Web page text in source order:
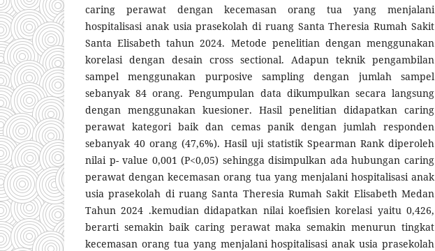
caring perawat dengan kecemasan orang tua yang menjalani
hospitalisasi anak usia prasekolah di ruang Santa Theresia Rumah Sakit
Santa Elisabeth tahun 2024. Metode penelitian dengan menggunakan
korelasi dengan desain cross sectional. Adapun teknik pengambilan
sampel menggunakan purposive sampling dengan jumlah sampel
sebanyak 84 orang. Pengumpulan data dikumpulkan secara langsung
dengan menggunakan kuesioner. Hasil penelitian didapatkan caring
perawat kategori baik dan cemas panik dengan jumlah responden
sebanyak 40 orang (47,6%). Hasil uji statistik Spearman Rank diperoleh
nilai p- value 0,001 (P<0,05) sehingga disimpulkan ada hubungan caring
perawat dengan kecemasan orang tua yang menjalani hospitalisasi anak
usia prasekolah di ruang Santa Theresia Rumah Sakit Elisabeth Medan
Tahun 2024 .kemudian didapatkan nilai koefisien korelasi yaitu 0,426,
berarti semakin baik caring perawat maka semakin menurun tingkat
kecemasan orang tua yang menjalani hospitalisasi anak usia prasekolah